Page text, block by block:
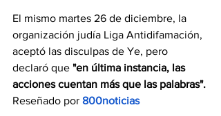
El mismo martes 26 de diciembre, la
organización judía Liga Antidifamación,
aceptó las disculpas de Ye, pero
declaró que "en última instancia, las
acciones cuentan más que las palabras".
Reseñado por 800noticias